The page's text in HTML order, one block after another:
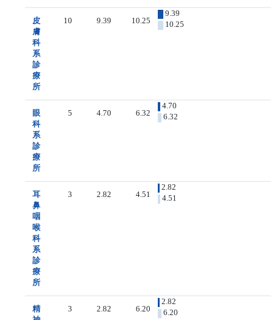
皮
膚
科
系
診
療
所
10 9.39 10.25
9.39
10.25
眼
科
系
診
療
所
5 4.70 6.32
4.70
6.32
耳
鼻
咽
喉
科
系
診
療
所
3 2.82 4.51
2.82
4.51
精
3 2.82 6.20
2.82
6.20